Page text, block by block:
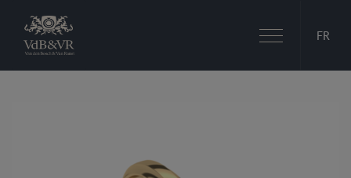
FR
Basculer
la